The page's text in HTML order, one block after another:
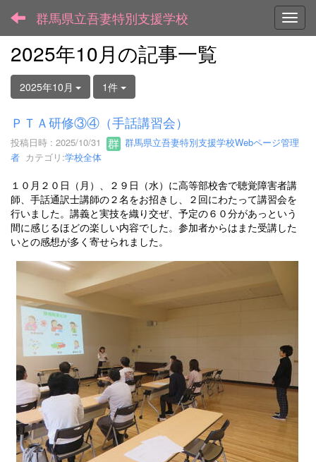
群馬県立吾妻特別支援学校
2025年10月の記事一覧
2025年10月 1件
ＰＴＡ研修③④（手話講習会）
投稿日時 : 2025/10/31
群馬県立吾妻特別支援学校Webページ管理
者 カテゴリ:学校全体
１０月２０日（月）、２９日（水）に高等部校舎で聴覚障害者講
師、手話通訳士講師の２名をお招きし、２回にわたって講習会を
行いました。講義と実技を織り交ぜ、予定の６０分があっという
間に感じるほどの楽しい内容でした。参加者からはまた受講した
いとの感想が多く寄せられました。